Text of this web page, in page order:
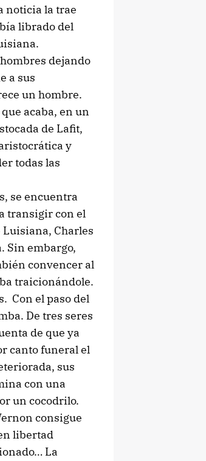
noticia la trae
librado del
dejando
a sus
un hombre.
acaba, en un
de Lafit,
y
todas las
se encuentra
transigir con el
Luisiana, Charles
Sin embargo,
convencer al
traicionándole.
Con el paso del
De tres seres
de que ya
canto funeral el
sus
con una
un cocodrilo.
consigue
libertad
La